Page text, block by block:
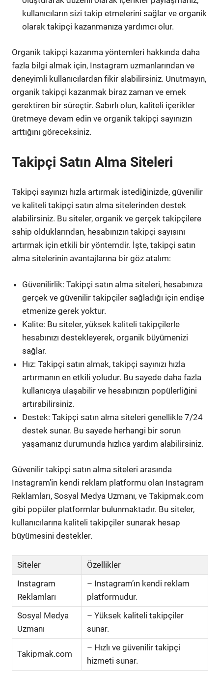
kullanıcıların sizi takip etmelerini sağlar ve organik
olarak takipçi kazanmanıza yardımcı olur.
Organik takipçi kazanma yöntemleri hakkında daha
fazla bilgi almak için, Instagram uzmanlarından ve
deneyimli kullanıcılardan fikir alabilirsiniz. Unutmayın,
organik takipçi kazanmak biraz zaman ve emek
gerektiren bir süreçtir. Sabırlı olun, kaliteli içerikler
üretmeye devam edin ve organik takipçi sayınızın
arttığını göreceksiniz.
Takipçi Satın Alma Siteleri
Takipçi sayınızı hızla artırmak istediğinizde, güvenilir
ve kaliteli takipçi satın alma sitelerinden destek
alabilirsiniz. Bu siteler, organik ve gerçek takipçilere
sahip olduklarından, hesabınızın takipçi sayısını
artırmak için etkili bir yöntemdir. İşte, takipçi satın
alma sitelerinin avantajlarına bir göz atalım:
Güvenilirlik: Takipçi satın alma siteleri, hesabınıza
gerçek ve güvenilir takipçiler sağladığı için endişe
etmenize gerek yoktur.
Kalite: Bu siteler, yüksek kaliteli takipçilerle
hesabınızı destekleyerek, organik büyümenizi
sağlar.
Hız: Takipçi satın almak, takipçi sayınızı hızla
artırmanın en etkili yoludur. Bu sayede daha fazla
kullanıcıya ulaşabilir ve hesabınızın popülerliğini
artırabilirsiniz.
Destek: Takipçi satın alma siteleri genellikle 7/24
destek sunar. Bu sayede herhangi bir sorun
yaşamanız durumunda hızlıca yardım alabilirsiniz.
Güvenilir takipçi satın alma siteleri arasında
Instagram’in kendi reklam platformu olan Instagram
Reklamları, Sosyal Medya Uzmanı, ve Takipmak.com
gibi popüler platformlar bulunmaktadır. Bu siteler,
kullanıcılarına kaliteli takipçiler sunarak hesap
büyümesini destekler.
Siteler
Özellikler
Instagram
Reklamları
– Instagram’ın kendi reklam
platformudur.
Sosyal Medya
Uzmanı
– Yüksek kaliteli takipçiler
sunar.
Takipmak.com
– Hızlı ve güvenilir takipçi
hizmeti sunar.